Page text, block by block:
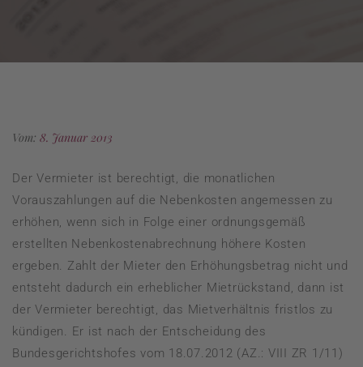
Vom: 8. Januar 2013
Der Vermieter ist berechtigt, die monatlichen
Vorauszahlungen auf die Nebenkosten angemessen zu
erhöhen, wenn sich in Folge einer ordnungsgemäß
erstellten Nebenkostenabrechnung höhere Kosten
ergeben. Zahlt der Mieter den Erhöhungsbetrag nicht und
entsteht dadurch ein erheblicher Mietrückstand, dann ist
der Vermieter berechtigt, das Mietverhältnis fristlos zu
kündigen. Er ist nach der Entscheidung des
Bundesgerichtshofes vom 18.07.2012 (AZ.: VIII ZR 1/11)